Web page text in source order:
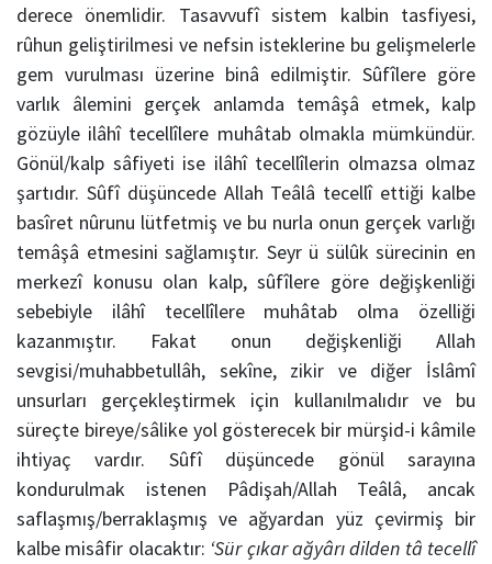
derece önemlidir. Tasavvufî sistem kalbin tasfiyesi,
rûhun geliştirilmesi ve nefsin isteklerine bu gelişmelerle
gem vurulması üzerine binâ edilmiştir. Sûfîlere göre
varlık âlemini gerçek anlamda temâşâ etmek, kalp
gözüyle ilâhî tecellîlere muhâtab olmakla mümkündür.
Gönül/kalp sâfiyeti ise ilâhî tecellîlerin olmazsa olmaz
şartıdır. Sûfî düşüncede Allah Teâlâ tecellî ettiği kalbe
basîret nûrunu lütfetmiş ve bu nurla onun gerçek varlığı
temâşâ etmesini sağlamıştır. Seyr ü sülûk sürecinin en
merkezî konusu olan kalp, sûfîlere göre değişkenliği
sebebiyle ilâhî tecellîlere muhâtab olma özelliği
kazanmıştır. Fakat onun değişkenliği Allah
sevgisi/muhabbetullâh, sekîne, zikir ve diğer İslâmî
unsurları gerçekleştirmek için kullanılmalıdır ve bu
süreçte bireye/sâlike yol gösterecek bir mürşid-i kâmile
ihtiyaç vardır. Sûfî düşüncede gönül sarayına
kondurulmak istenen Pâdişah/Allah Teâlâ, ancak
saflaşmış/berraklaşmış ve ağyardan yüz çevirmiş bir
kalbe misâfir olacaktır: ‘Sür çıkar ağyârı dilden tâ tecellî